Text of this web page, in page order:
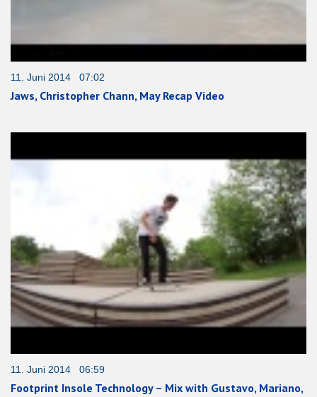
11. Juni 2014 07:02
Jaws, Christopher Chann, May Recap Video
11. Juni 2014 06:59
Footprint Insole Technology – Mix with Gustavo, Mariano,